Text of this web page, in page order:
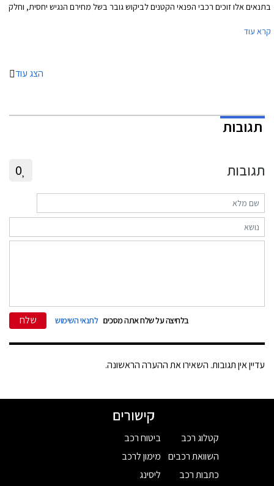
בתנאים אלו זוכים רכבי הפנאי הקטנים לביקוש גובר בשל מחירם הנגיש יחסית, וחלק
קרא עוד
הצג עוד
תגובות
תגובות 0
בלחיצה על שלח אתה מסכים לתנאי השימוש שלח
עדיין אין תגובות. השאירו את ההערה הראשונה.
קישורים
קטלוג רכב
השוואת רכבים
כתבות רכב
ביטוח רכב
מימון לרכב
ליסינג